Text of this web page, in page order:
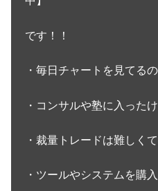
です！！
・毎日チャートを見てる
・コンサルや塾に入った
・裁量トレードは難しく
・ツールやシステムを購